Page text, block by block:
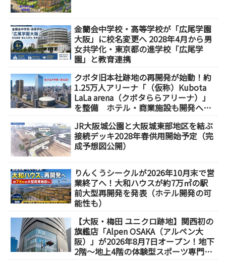
金蘭会中学校・高等学校が「広尾学園
大阪」に校名変更へ 2028年4月から男
女共学化・東京都の進学校「広尾学
園」と教育連携
クボタ旧本社跡地の再開発が始動！約
1.25万人アリーナ「（仮称）Kubota
LaLa arena（クボタららアリーナ）」
を整備 ホテル・商業施設も開発へ
JR大阪城公園と大阪城東部地区を結ぶ
接続デッキ2028年春供用開始予定（完
成予想図公開）
りんくうシークルが2026年10月末で営
業終了へ！大和ハウスが約7万㎡の駅
前大型再開発を発表（ホテル開発の可
能性も）
【大阪・梅田 ユニクロ跡地】関西初の
旗艦店「Alpen OSAKA（アルペン大
阪）」が2026年8月7日オープン！地下
2階～地上4階の体験型スポーツ専門店